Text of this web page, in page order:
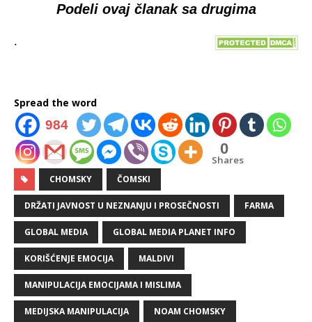
Podeli ovaj članak sa drugima
.
Spread the word
984
0
Shares
CHOMSKY ČOMSKI
DRŽATI JAVNOST U NEZNANJU I PROSEČNOSTI FARMA
GLOBAL MEDIA GLOBAL MEDIA PLANET INFO
KORIŠĆENJE EMOCIJA MALDIVI
MANIPULACIJA EMOCIJAMA I MISLIMA
MEDIJSKA MANIPULACIJA NOAM CHOMSKY